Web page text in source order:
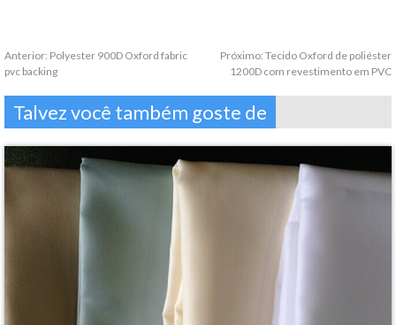
Anterior: Polyester 900D Oxford fabric
pvc backing
Próximo: Tecido Oxford de poliéster
1200D com revestimento em PVC
Talvez você também goste de